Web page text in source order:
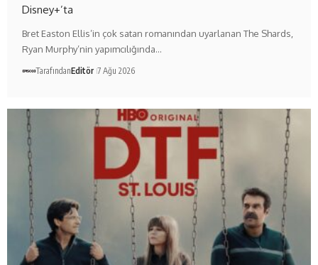
Disney+’ta
Bret Easton Ellis’in çok satan romanından uyarlanan The Shards,
Ryan Murphy’nin yapımcılığında…
TarafındanEditör 7 Ağu 2026